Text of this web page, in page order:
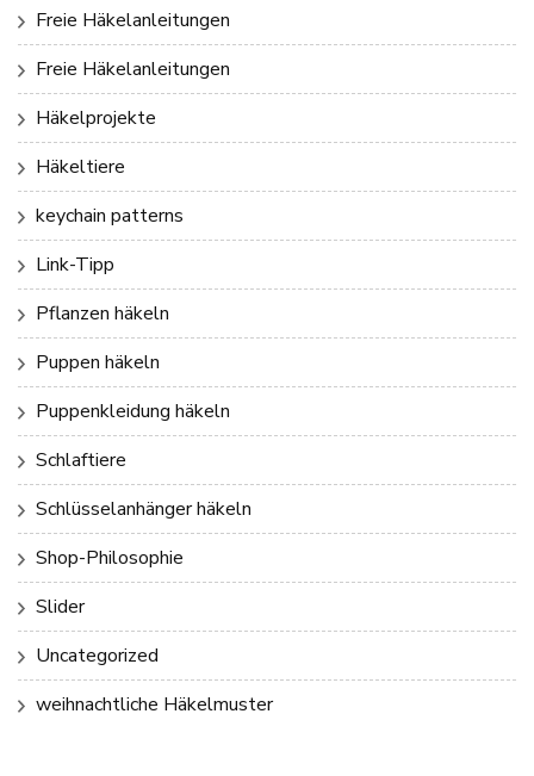
Freie Häkelanleitungen
Freie Häkelanleitungen
Häkelprojekte
Häkeltiere
keychain patterns
Link-Tipp
Pflanzen häkeln
Puppen häkeln
Puppenkleidung häkeln
Schlaftiere
Schlüsselanhänger häkeln
Shop-Philosophie
Slider
Uncategorized
weihnachtliche Häkelmuster